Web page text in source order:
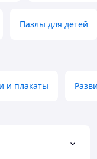
Пазлы для детей
и плакаты